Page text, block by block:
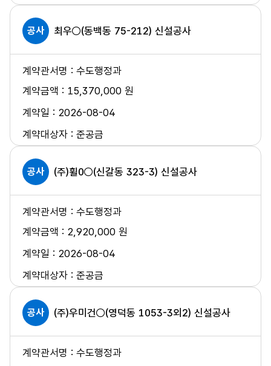
수도행정과
공사 최우○(동백동 75-212) 신설공사
15,370,000 원
2026-08-04
준공금
수도행정과
공사 (주)휠0○(신갈동 323-3) 신설공사
2,920,000 원
2026-08-04
준공금
수도행정과
공사 (주)우미건○(영덕동 1053-3외2) 신설공사